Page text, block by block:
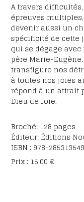
A travers
épreuves
devenir aussi un
spécificité de cette
qui se dégage
père Marie-
transfigure nos
à toutes nos joies
répond à un attrait
Dieu de Joie.
Broché: 128 pages
Éditeur: Éditions
ISBN : 978-
Prix : 15,00 €